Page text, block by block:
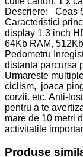
Descriere: Ceas
Caracteristici
display 1.3 inch
64Kb RAM,
Pedometru
distanta parcursa
Urmareste
ciclism, joaca
corzii. etc. Anti-
pentru a te
mare de 10 metri
activitatile
Produse